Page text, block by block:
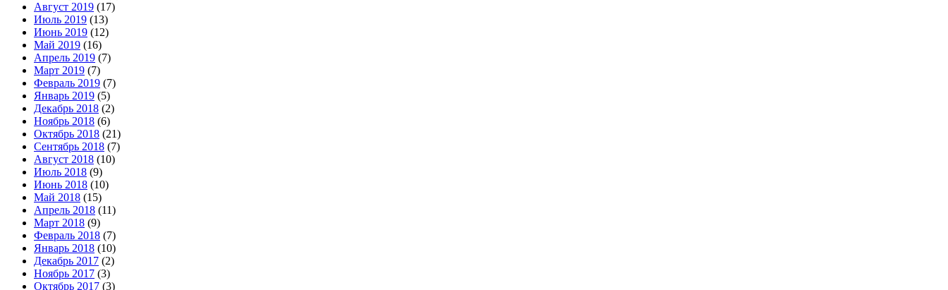
Август 2019 (17)
Июль 2019 (13)
Июнь 2019 (12)
Май 2019 (16)
Апрель 2019 (7)
Март 2019 (7)
Февраль 2019 (7)
Январь 2019 (5)
Декабрь 2018 (2)
Ноябрь 2018 (6)
Октябрь 2018 (21)
Сентябрь 2018 (7)
Август 2018 (10)
Июль 2018 (9)
Июнь 2018 (10)
Май 2018 (15)
Апрель 2018 (11)
Март 2018 (9)
Февраль 2018 (7)
Январь 2018 (10)
Декабрь 2017 (2)
Ноябрь 2017 (3)
Октябрь 2017 (3)